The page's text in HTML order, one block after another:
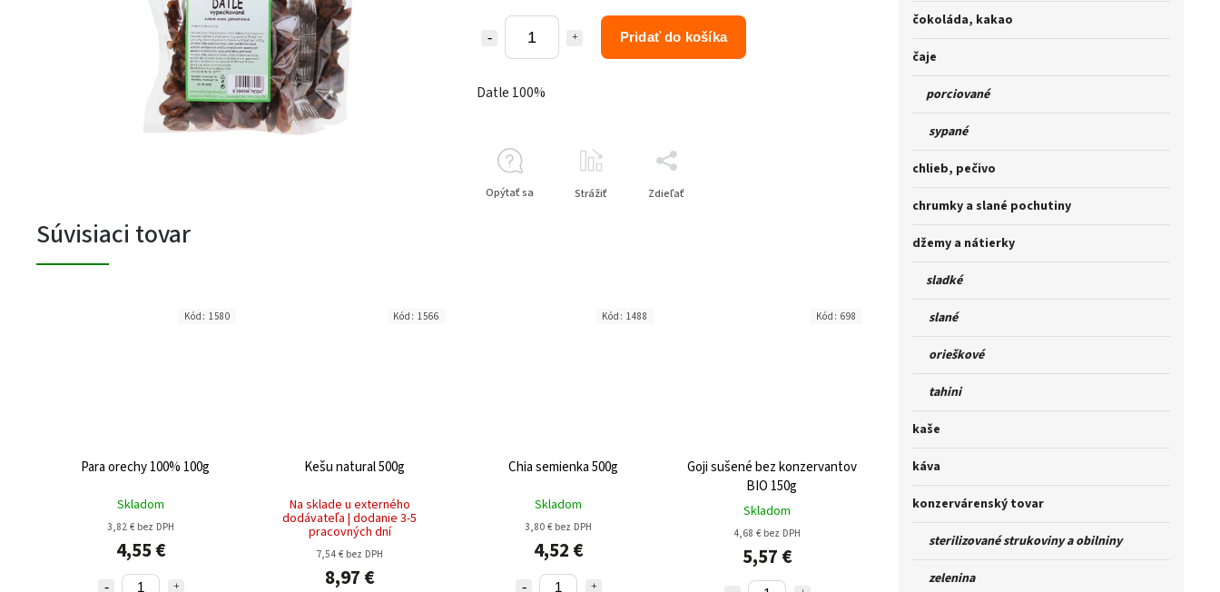
čokoláda, kakao
čaje
porciované
sypané
chlieb, pečivo
chrumky a slané pochutiny
džemy a nátierky
sladké
slané
orieškové
tahini
kaše
káva
konzervárenský tovar
sterilizované strukoviny a obilniny
zelenina
Pridať do košíka
Datle 100%
Opýtať sa Strážiť Zdieľať
Súvisiaci tovar
Para orechy 100% 100g
Skladom
3,82 € bez DPH
4,55 €
Kód: 1580
Kešu natural 500g
Na sklade u externého
dodávateľa | dodanie 3-5
pracovných dní
7,54 € bez DPH
8,97 €
Kód: 1566
Chia semienka 500g
Skladom
3,80 € bez DPH
4,52 €
Kód: 1488
Goji sušené bez konzervantov
BIO 150g
Skladom
4,68 € bez DPH
5,57 €
Kód: 698